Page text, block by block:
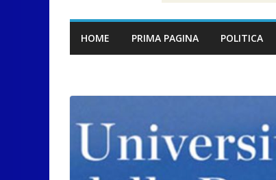
HOME PRIMA PAGINA POLITICA